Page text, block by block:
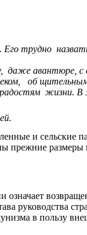
трудно
даже
об
жизни. В
и сельские
прежние
руководства
в пользу